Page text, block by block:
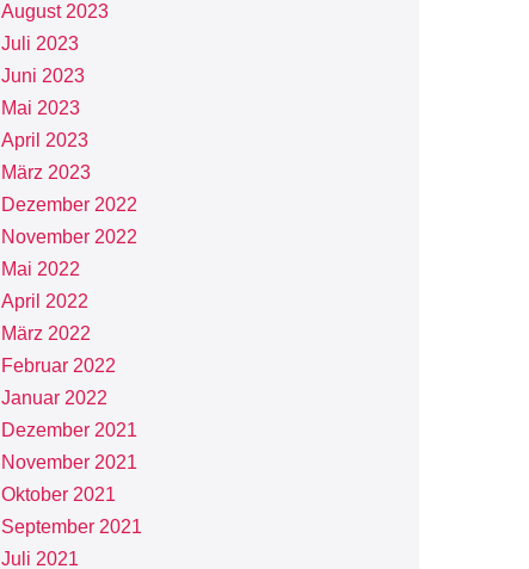
August 2023
Juli 2023
Juni 2023
Mai 2023
April 2023
März 2023
Dezember 2022
November 2022
Mai 2022
April 2022
März 2022
Februar 2022
Januar 2022
Dezember 2021
November 2021
Oktober 2021
September 2021
Juli 2021